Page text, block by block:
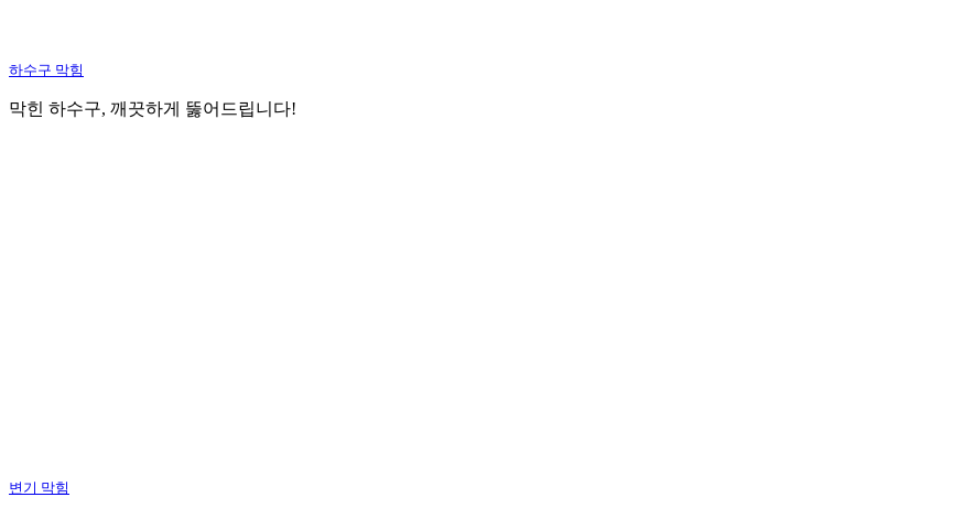
하수구 막힘
막힌 하수구, 깨끗하게 뚫어드립니다!
변기 막힘